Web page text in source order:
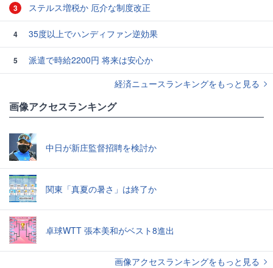
3 ステルス増税か 厄介な制度改正
4 35度以上でハンディファン逆効果
5
派遣で時給2200円 将来は安心か
経済ニュースランキングをもっと見る
画像アクセスランキング
中日が新庄監督招聘を検討か
関東「真夏の暑さ」は終了か
卓球WTT 張本美和がベスト8進出
画像アクセスランキングをもっと見る